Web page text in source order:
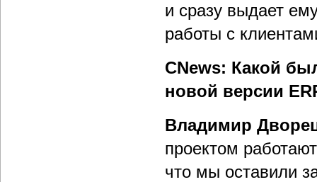
и сразу выдает
работы с
CNews: Какой
новой версии
Владимир
проектом
что мы оставили